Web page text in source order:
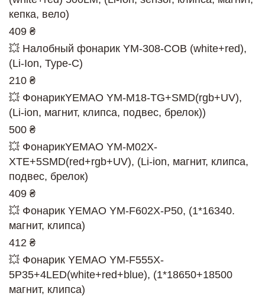
кепка, вело)
409 ₴
💥 Налобный фонарик YM-308-COB (white+red),
(Li-Ion, Type-C)
210 ₴
💥 ФонарикYEMAO YM-M18-TG+SMD(rgb+UV),
(Li-ion, магнит, клипса, подвес, брелок))
500 ₴
💥 ФонарикYEMAO YM-M02X-
XTE+5SMD(red+rgb+UV), (Li-ion, магнит, клипса,
подвес, брелок)
409 ₴
💥 Фонарик YEMAO YM-F602X-P50, (1*16340.
магнит, клипса)
412 ₴
💥 Фонарик YEMAO YM-F555X-
5P35+4LED(white+red+blue), (1*18650+18500
магнит, клипса)